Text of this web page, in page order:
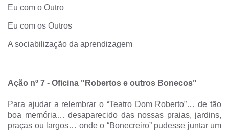
Eu com o Outro
Eu com os Outros
A sociabilização da aprendizagem
Ação nº 7 - Oficina "Robertos e outros Bonecos"
Para ajudar a relembrar o “Teatro Dom Roberto”… de tão
boa memória… desaparecido das nossas praias, jardins,
praças ou largos… onde o “Bonecreiro” pudesse juntar um